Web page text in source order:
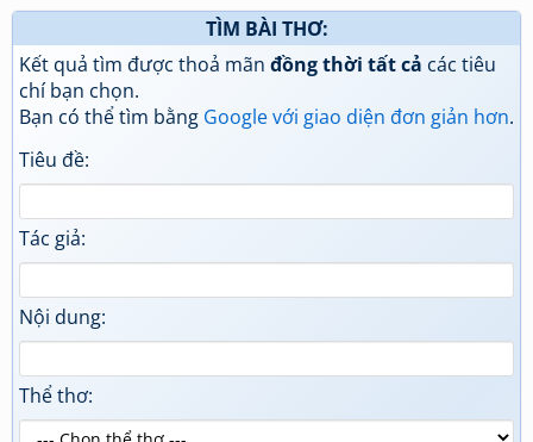
TÌM BÀI THƠ:
Kết quả tìm được thoả mãn đồng thời tất cả các tiêu
chí bạn chọn.
Bạn có thể tìm bằng Google với giao diện đơn giản hơn.
Tiêu đề:
Tác giả:
Nội dung:
Thể thơ: